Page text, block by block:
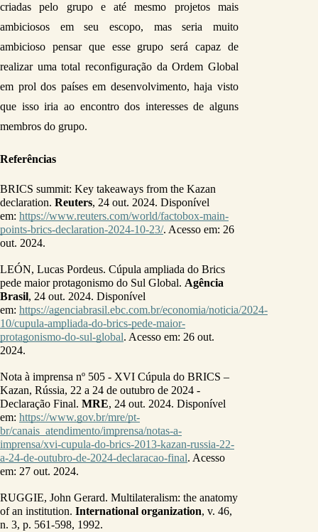
criadas pelo grupo e até mesmo projetos mais
ambiciosos em seu escopo, mas seria muito
ambicioso pensar que esse grupo será capaz de
realizar uma total reconfiguração da Ordem Global
em prol dos países em desenvolvimento, haja visto
que isso iria ao encontro dos interesses de alguns
membros do grupo.
Referências
BRICS summit: Key takeaways from the Kazan
declaration. Reuters, 24 out. 2024. Disponível
em: https://www.reuters.com/world/factobox-main-
points-brics-declaration-2024-10-23/. Acesso em: 26
out. 2024.
LEÓN, Lucas Pordeus. Cúpula ampliada do Brics
pede maior protagonismo do Sul Global. Agência
Brasil, 24 out. 2024. Disponível
em: https://agenciabrasil.ebc.com.br/economia/noticia/2024-
10/cupula-ampliada-do-brics-pede-maior-
protagonismo-do-sul-global. Acesso em: 26 out.
2024.
Nota à imprensa nº 505 - XVI Cúpula do BRICS –
Kazan, Rússia, 22 a 24 de outubro de 2024 -
Declaração Final. MRE, 24 out. 2024. Disponível
em: https://www.gov.br/mre/pt-
br/canais_atendimento/imprensa/notas-a-
imprensa/xvi-cupula-do-brics-2013-kazan-russia-22-
a-24-de-outubro-de-2024-declaracao-final. Acesso
em: 27 out. 2024.
RUGGIE, John Gerard. Multilateralism: the anatomy
of an institution. International organization, v. 46,
n. 3, p. 561-598, 1992.